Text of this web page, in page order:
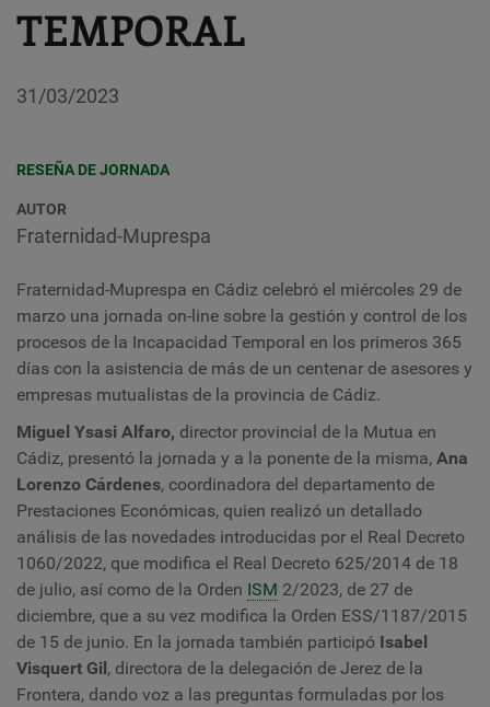
TEMPORAL
31/03/2023
RESEÑA DE JORNADA
AUTOR
Fraternidad-Muprespa
Fraternidad-Muprespa en Cádiz celebró el miércoles 29 de
marzo una jornada on-line sobre la gestión y control de los
procesos de la Incapacidad Temporal en los primeros 365
días con la asistencia de más de un centenar de asesores y
empresas mutualistas de la provincia de Cádiz.
Miguel Ysasi Alfaro, director provincial de la Mutua en
Cádiz, presentó la jornada y a la ponente de la misma, Ana
Lorenzo Cárdenes, coordinadora del departamento de
Prestaciones Económicas, quien realizó un detallado
análisis de las novedades introducidas por el Real Decreto
1060/2022, que modifica el Real Decreto 625/2014 de 18
de julio, así como de la Orden ISM 2/2023, de 27 de
diciembre, que a su vez modifica la Orden ESS/1187/2015
de 15 de junio. En la jornada también participó Isabel
Visquert Gil, directora de la delegación de Jerez de la
Frontera, dando voz a las preguntas formuladas por los